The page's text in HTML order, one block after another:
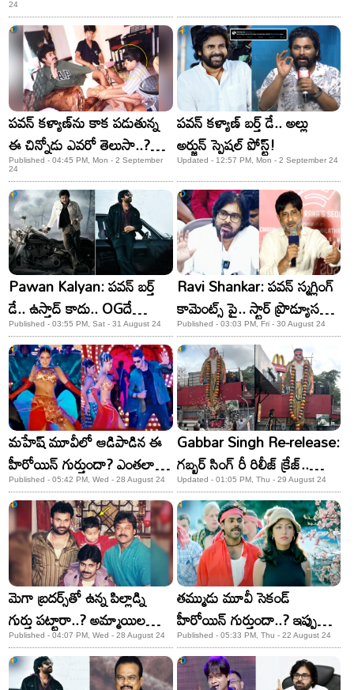
24
పవన్ కళ్యాణ్‌ను కాక పడుతున్న
ఈ చిన్నోడు ఎవరో తెలుసా..?
స్టార్ హీరో..!
Published - 04:45 PM, Mon - 2 September
24
పవన్ కళ్యాణ్ బర్త్ డే.. అల్లు
అర్జున్ స్పెషల్ పోస్ట్!
Updated - 12:57 PM, Mon - 2 September 24
Pawan Kalyan: పవన్ బర్త్
డే.. ఉస్తాద్ కాదు.. OGదే
హడావిడి!
Published - 03:55 PM, Sat - 31 August 24
Ravi Shankar: పవన్ స్మగ్లింగ్
కామెంట్స్ పై.. స్టార్ ప్రొడ్యూసర్
ఇంట్రెస్టింగ్ వ్యాఖ్యలు
Published - 03:03 PM, Fri - 30 August 24
మహేష్ మూవీలో ఆడిపాడిన ఈ
హీరోయిన్ గుర్తుందా? ఎంతలా
మారిపోయిందంటే?
Published - 05:42 PM, Wed - 28 August 24
Gabbar Singh Re-release:
గబ్బర్ సింగ్ రీ రిలీజ్ క్రేజ్..
ప్రసాద్ ఐ మ్యాక్స్ దగ్గర పవన్
భారీ కటౌట్!
Updated - 01:05 PM, Thu - 29 August 24
మెగా బ్రదర్స్‌తో ఉన్న పిల్లాడ్ని
గుర్తు పట్టారా..? అమ్మాయిల
కలల హీరో
Published - 04:07 PM, Wed - 28 August 24
తమ్ముడు మూవీ సెకండ్
హీరోయిన్ గుర్తుందా..? ఇప్పుడేం
చేస్తుందంటే..?
Published - 05:33 PM, Thu - 22 August 24